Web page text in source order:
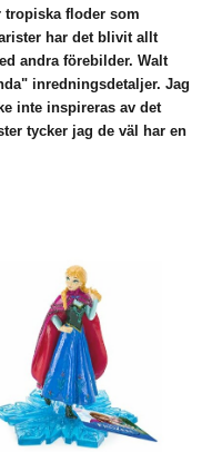
tropiska floder som
har det blivit allt
andra förebilder. Walt
inredningsdetaljer. Jag
inte inspireras av det
tycker jag de väl har en